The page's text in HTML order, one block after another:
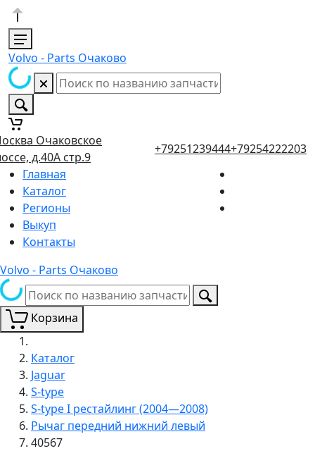
Volvo - Parts Очаково
Очаковское
д.40А стр.9
+79251239444+79254222203
Главная
Каталог
Регионы
Выкуп
Контакты
Volvo - Parts Очаково
Корзина
Каталог
Jaguar
S-type
S-type I рестайлинг (2004—2008)
Рычаг передний нижний левый
40567